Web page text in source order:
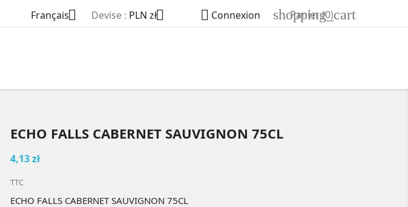
Français Devise : PLN zł  Connexion shopping_cart
Panier(0)
ECHO FALLS CABERNET SAUVIGNON 75CL
4,13 zł
TTC
ECHO FALLS CABERNET SAUVIGNON 75CL